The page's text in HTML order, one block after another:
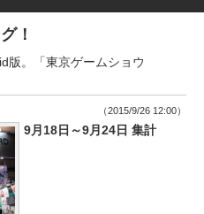
！
版。「東京ゲームショウ
（2015/9/26 12:00）
9月18日～9月24日 集計